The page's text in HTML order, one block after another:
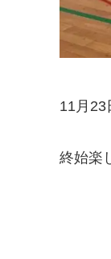
11月23
終始楽